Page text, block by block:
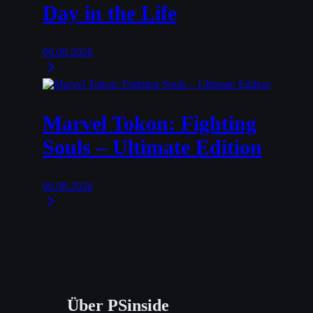
Day in the Life
06.08.2026
Marvel Tokon: Fighting
Souls – Ultimate Edition
06.08.2026
Über PSinside